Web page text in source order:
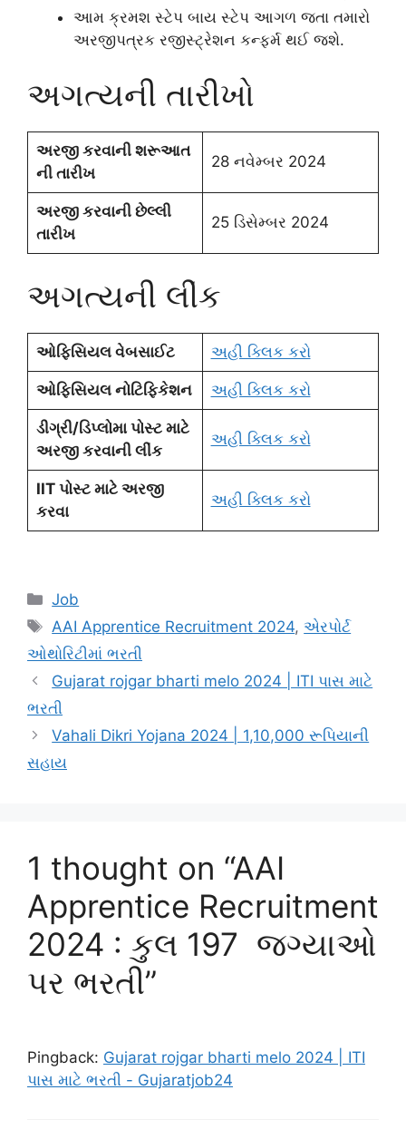
આમ ક્રમશ સ્ટેપ બાય સ્ટેપ આગળ જતા તમારો
અરજીપત્રક રજીસ્ટ્રેશન કન્ફર્મ થઈ જશે.
અગત્યની તારીખો
અરજી કરવાની શરૂઆત
ની તારીખ
28 નવેમ્બર 2024
અરજી કરવાની છેલ્લી
તારીખ
25 ડિસેમ્બર 2024
અગત્યની લીંક
ઓફિસિયલ વેબસાઈટ અહી ક્લિક કરો
ઓફિસિયલ નોટિફિકેશન અહી ક્લિક કરો
ડીગ્રી/ડિપ્લોમા પોસ્ટ માટે
અરજી કરવાની લીંક
અહી ક્લિક કરો
IIT પોસ્ટ માટે અરજી
કરવા
અહી ક્લિક કરો
Categories
Job
Tags
AAI Apprentice Recruitment 2024,એરપોર્ટ
ઓથોરિટીમાં ભરતી
Gujarat rojgar bharti melo 2024 | ITI પાસ માટે
ભરતી
Vahali Dikri Yojana 2024 | 1,10,000 રૂપિયાની
સહાય
1 thought on “AAI
Apprentice Recruitment
2024 : કુલ 197 જગ્યાઓ
પર ભરતી”
Pingback: Gujarat rojgar bharti melo 2024 | ITI
પાસ માટે ભરતી - Gujaratjob24